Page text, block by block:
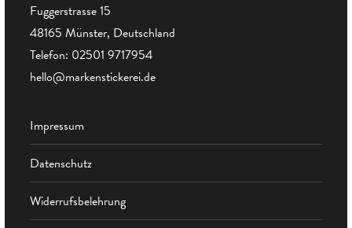
Fuggerstrasse 15
48165 Münster, Deutschland
Telefon: 02501 9717954
hello@markenstickerei.de
Impressum
Datenschutz
Widerrufsbelehrung